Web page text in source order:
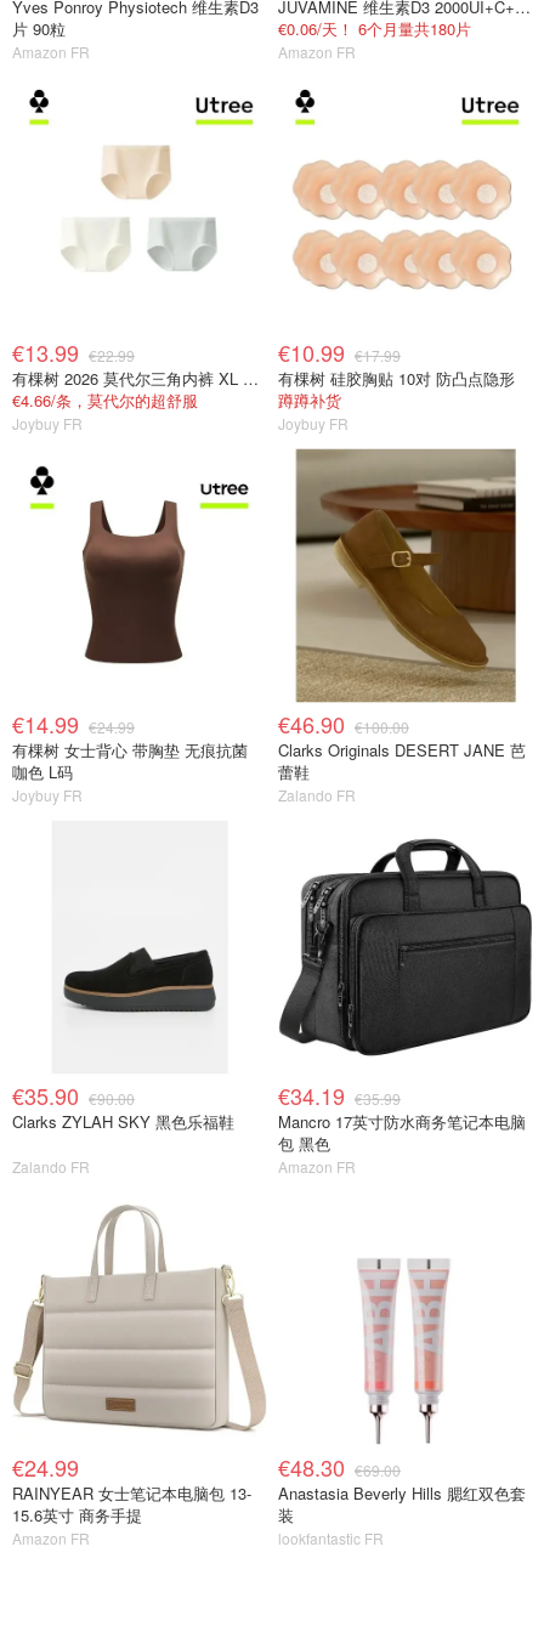
Yves Ponroy Physiotech 维生素D3
片 90粒
Amazon FR
JUVAMINE 维生素D3 2000UI+C+B+锌 免疫抗疲劳
€0.06/天！ 6个月量共180片
Amazon FR
€13.99 €22.99
有棵树 2026 莫代尔三角内裤 XL 女士抗菌
€4.66/条，莫代尔的超舒服
Joybuy FR
€10.99 €17.99
有棵树 硅胶胸贴 10对 防凸点隐形
蹲蹲补货
Joybuy FR
€14.99 €24.99
有棵树 女士背心 带胸垫 无痕抗菌
咖色 L码
Joybuy FR
€46.90 €100.00
Clarks Originals DESERT JANE 芭
蕾鞋
Zalando FR
€35.90 €90.00
Clarks ZYLAH SKY 黑色乐福鞋
Zalando FR
€34.19 €35.99
Mancro 17英寸防水商务笔记本电脑
包 黑色
Amazon FR
€24.99
RAINYEAR 女士笔记本电脑包 13-
15.6英寸 商务手提
Amazon FR
€48.30 €69.00
Anastasia Beverly Hills 腮红双色套
装
lookfantastic FR